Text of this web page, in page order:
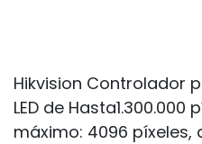
Hikvision Controlador
LED de Hasta1.300.000
máximo: 4096 píxeles,